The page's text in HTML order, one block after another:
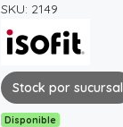
SKU: 2149
Stock por sucursal
Disponible